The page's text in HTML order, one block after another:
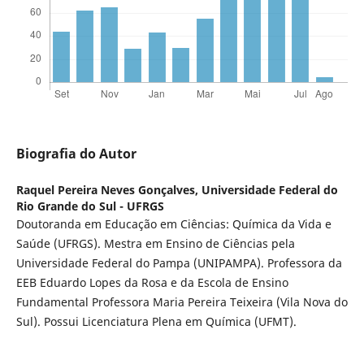
Biografia do Autor
Raquel Pereira Neves Gonçalves, Universidade Federal do
Rio Grande do Sul - UFRGS
Doutoranda em Educação em Ciências: Química da Vida e
Saúde (UFRGS). Mestra em Ensino de Ciências pela
Universidade Federal do Pampa (UNIPAMPA). Professora da
EEB Eduardo Lopes da Rosa e da Escola de Ensino
Fundamental Professora Maria Pereira Teixeira (Vila Nova do
Sul). Possui Licenciatura Plena em Química (UFMT).